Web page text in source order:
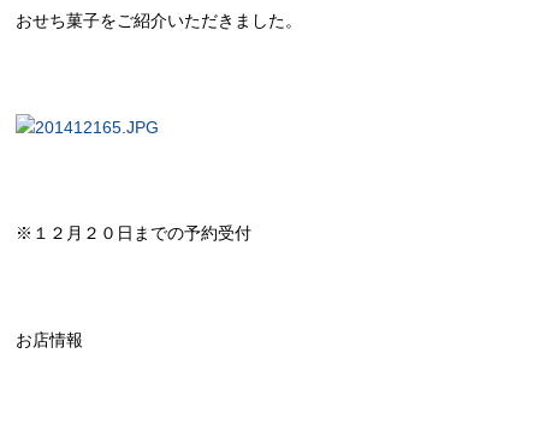
おせち菓子をご紹介いただきました。
※１２月２０日までの予約受付
お店情報